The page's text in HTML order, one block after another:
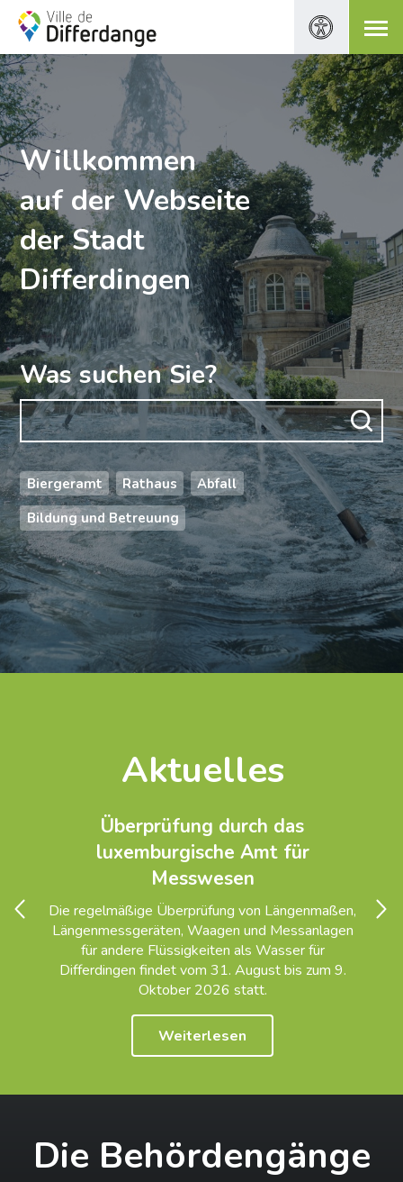
Willkommen
auf der Webseite
der Stadt
Differdingen
Was suchen Sie?
Biergeramt Rathaus
Abfall
Bildung und Betreuung
Aktuelles
Überprüfung durch das
luxemburgische Amt für
Messwesen
Die regelmäßige Überprüfung von Längenmaßen,
Längenmessgeräten, Waagen und Messanlagen
für andere Flüssigkeiten als Wasser für
Differdingen findet vom 31. August bis zum 9.
Oktober 2026 statt.
Weiterlesen
Diapositive Précédent
Die Behördengänge